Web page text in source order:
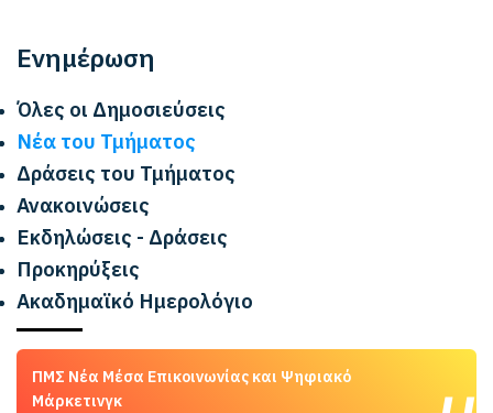
Ενημέρωση
Όλες οι Δημοσιεύσεις
Νέα του Τμήματος
Δράσεις του Τμήματος
Ανακοινώσεις
Εκδηλώσεις - Δράσεις
Προκηρύξεις
Ακαδημαϊκό Ημερολόγιο
ΠΜΣ Νέα Μέσα Επικοινωνίας και Ψηφιακό
Μάρκετινγκ